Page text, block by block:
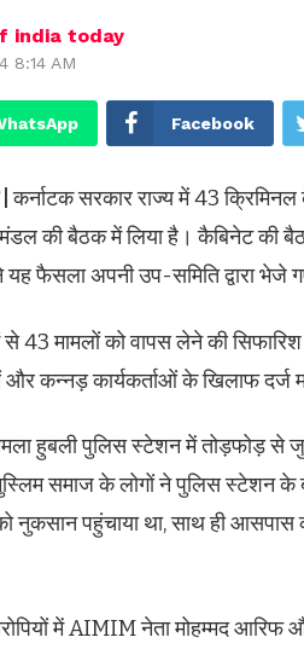
india today
8:14 AM
Facebook
|कर्नाटक सरकार राज्य में 43
की बैठक में लिया है। कैबिनेट की
यह फैसला अपनी उप-समिति द्वारा भेजे
43 मामलों को वापस लेने की
कन्नड़ कार्यकर्ताओं के खिलाफ दर्ज
हुबली पुलिस स्टेशन में तोड़फोड़
समाज के लोगों ने पुलिस स्टेशन के
नुकसान पहुंचाया था, साथ ही आसपास
में AIMIM नेता मोहम्मद